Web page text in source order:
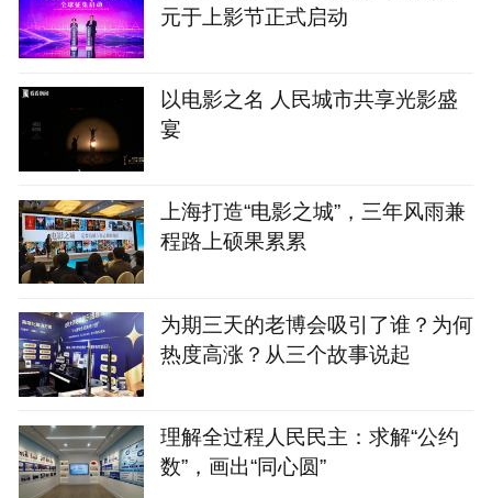
元于上影节正式启动
以电影之名 人民城市共享光影盛
宴
上海打造“电影之城”，三年风雨兼
程路上硕果累累
为期三天的老博会吸引了谁？为何
热度高涨？从三个故事说起
理解全过程人民民主：求解“公约
数”，画出“同心圆”